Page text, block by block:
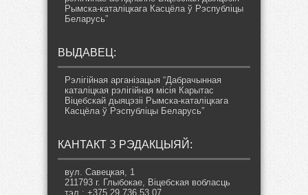
Рымска-каталіцкага Касцёла ў Рэспубліцы
Беларусь”
ВЫДАВЕЦ:
Рэлігійная арганізацыя “Дабрачынная
каталіцкая рэлігійная місія Карытас
Віцебскай дыяцэзіі Рымска-каталіцкага
Касцёла ў Рэспубліцы Беларусь”
КАНТАКТ З РЭДАКЦЫЯЙ:
вул. Савецкая, 1
211793 г. Глыбокае, Віцебская вобласць
тэл.: +375 29 736 53 07,